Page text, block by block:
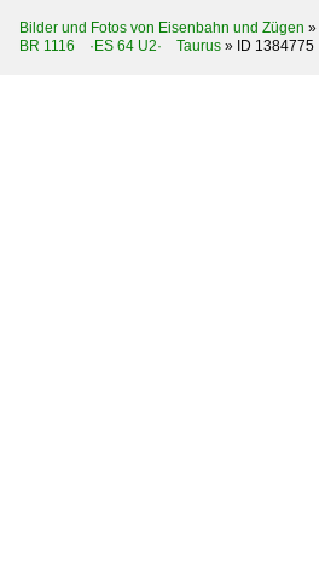
Bilder und Fotos von Eisenbahn und Zügen »
BR 1116 ·ES 64 U2· Taurus » ID 1384775